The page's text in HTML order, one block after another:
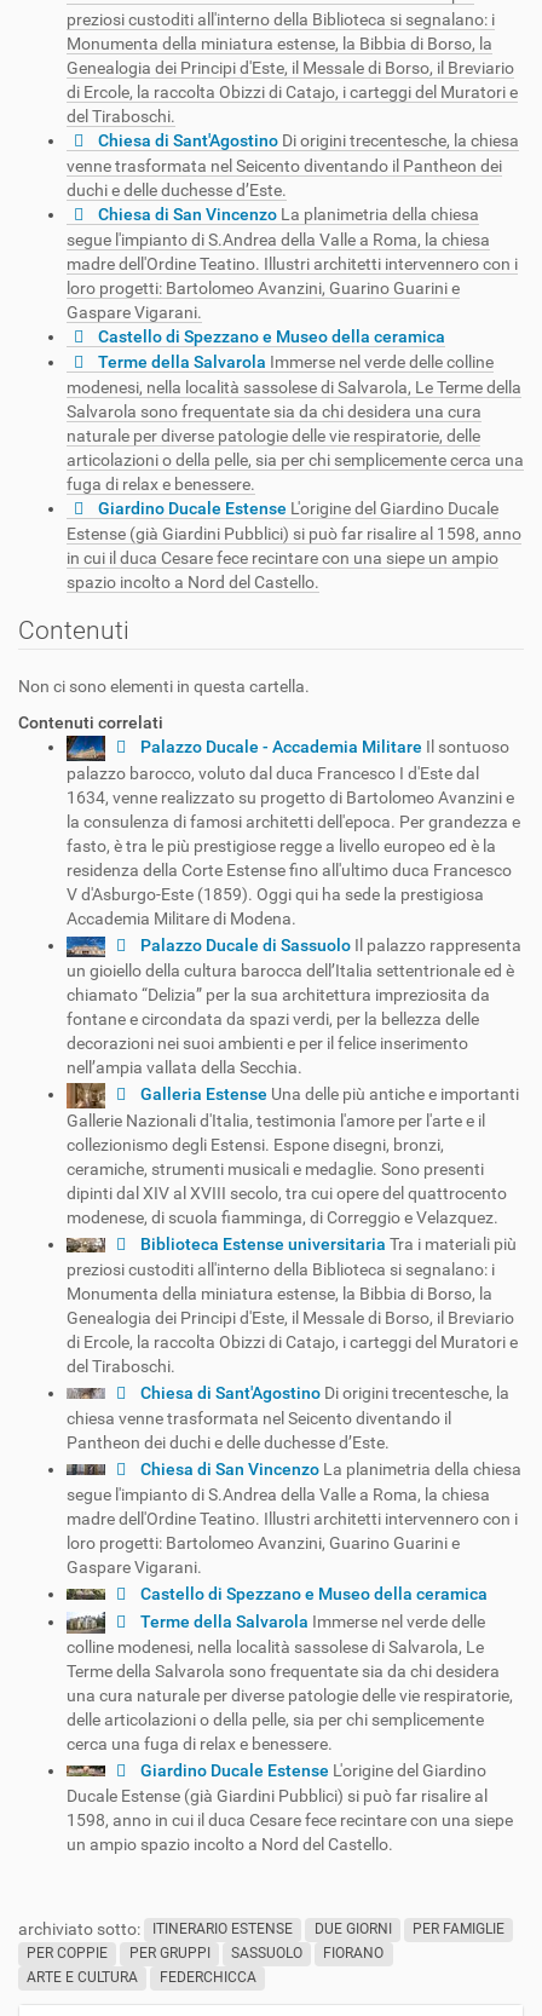
preziosi custoditi all'interno della Biblioteca si segnalano: i
Monumenta della miniatura estense, la Bibbia di Borso, la
Genealogia dei Principi d'Este, il Messale di Borso, il Breviario
di Ercole, la raccolta Obizzi di Catajo, i carteggi del Muratori e
del Tiraboschi.
Chiesa di Sant'Agostino Di origini trecentesche, la chiesa
venne trasformata nel Seicento diventando il Pantheon dei
duchi e delle duchesse d’Este.
Chiesa di San Vincenzo La planimetria della chiesa
segue l'impianto di S.Andrea della Valle a Roma, la chiesa
madre dell'Ordine Teatino. Illustri architetti intervennero con i
loro progetti: Bartolomeo Avanzini, Guarino Guarini e
Gaspare Vigarani.
Castello di Spezzano e Museo della ceramica
Terme della Salvarola Immerse nel verde delle colline
modenesi, nella località sassolese di Salvarola, Le Terme della
Salvarola sono frequentate sia da chi desidera una cura
naturale per diverse patologie delle vie respiratorie, delle
articolazioni o della pelle, sia per chi semplicemente cerca una
fuga di relax e benessere.
Giardino Ducale Estense L'origine del Giardino Ducale
Estense (già Giardini Pubblici) si può far risalire al 1598, anno
in cui il duca Cesare fece recintare con una siepe un ampio
spazio incolto a Nord del Castello.
Contenuti
Non ci sono elementi in questa cartella.
Contenuti correlati
Palazzo Ducale - Accademia Militare Il sontuoso
palazzo barocco, voluto dal duca Francesco I d'Este dal
1634, venne realizzato su progetto di Bartolomeo Avanzini e
la consulenza di famosi architetti dell'epoca. Per grandezza e
fasto, è tra le più prestigiose regge a livello europeo ed è la
residenza della Corte Estense fino all'ultimo duca Francesco
V d'Asburgo-Este (1859). Oggi qui ha sede la prestigiosa
Accademia Militare di Modena.
Palazzo Ducale di Sassuolo Il palazzo rappresenta
un gioiello della cultura barocca dell’Italia settentrionale ed è
chiamato “Delizia” per la sua architettura impreziosita da
fontane e circondata da spazi verdi, per la bellezza delle
decorazioni nei suoi ambienti e per il felice inserimento
nell’ampia vallata della Secchia.
Galleria Estense Una delle più antiche e importanti
Gallerie Nazionali d'Italia, testimonia l'amore per l'arte e il
collezionismo degli Estensi. Espone disegni, bronzi,
ceramiche, strumenti musicali e medaglie. Sono presenti
dipinti dal XIV al XVIII secolo, tra cui opere del quattrocento
modenese, di scuola fiamminga, di Correggio e Velazquez.
Biblioteca Estense universitaria Tra i materiali più
preziosi custoditi all'interno della Biblioteca si segnalano: i
Monumenta della miniatura estense, la Bibbia di Borso, la
Genealogia dei Principi d'Este, il Messale di Borso, il Breviario
di Ercole, la raccolta Obizzi di Catajo, i carteggi del Muratori e
del Tiraboschi.
Chiesa di Sant'Agostino Di origini trecentesche, la
chiesa venne trasformata nel Seicento diventando il
Pantheon dei duchi e delle duchesse d’Este.
Chiesa di San Vincenzo La planimetria della chiesa
segue l'impianto di S.Andrea della Valle a Roma, la chiesa
madre dell'Ordine Teatino. Illustri architetti intervennero con i
loro progetti: Bartolomeo Avanzini, Guarino Guarini e
Gaspare Vigarani.
Castello di Spezzano e Museo della ceramica
Terme della Salvarola Immerse nel verde delle
colline modenesi, nella località sassolese di Salvarola, Le
Terme della Salvarola sono frequentate sia da chi desidera
una cura naturale per diverse patologie delle vie respiratorie,
delle articolazioni o della pelle, sia per chi semplicemente
cerca una fuga di relax e benessere.
Giardino Ducale Estense L'origine del Giardino
Ducale Estense (già Giardini Pubblici) si può far risalire al
1598, anno in cui il duca Cesare fece recintare con una siepe
un ampio spazio incolto a Nord del Castello.
archiviato sotto: ITINERARIO ESTENSE DUE GIORNI
PER FAMIGLIE
PER COPPIE
PER GRUPPI SASSUOLO
FIORANO
ARTE E CULTURA
FEDERCHICCA